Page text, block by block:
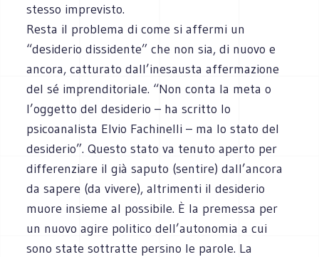
stesso imprevisto.
Resta il problema di come si affermi un
“desiderio dissidente” che non sia, di nuovo e
ancora, catturato dall’inesausta affermazione
del sé imprenditoriale. “Non conta la meta o
l’oggetto del desiderio – ha scritto lo
psicoanalista Elvio Fachinelli – ma lo stato del
desiderio”. Questo stato va tenuto aperto per
differenziare il già saputo (sentire) dall’ancora
da sapere (da vivere), altrimenti il desiderio
muore insieme al possibile. È la premessa per
un nuovo agire politico dell’autonomia a cui
sono state sottratte persino le parole. La